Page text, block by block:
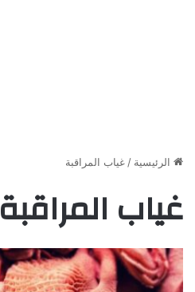
الرئيسية / غياب المراقبة
غياب المراقبة